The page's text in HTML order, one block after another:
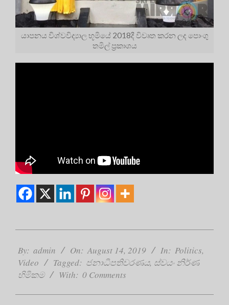
යාපනය විශ්වවිද්‍යාල භූමියේ 2018දී විවෘත කරන ලද පොංගු
තමිල් ප්‍රකාශය
08-
14
By: admin On: August 14, 2019 In: Politics,
Video
Tagged: ජනාධිපතිවරණය, ස්වයං නිර්ණ
හිමිකම
With: 0 Comments